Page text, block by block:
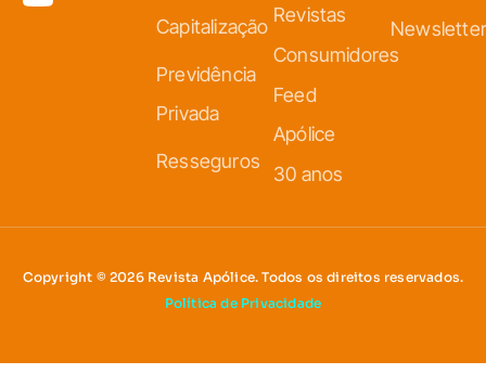
Capitalização
Previdência
Privada
Resseguros
Revistas
Consumidores
Feed
Apólice
30 anos
Newsletter
Copyright © 2026 Revista Apólice. Todos os direitos reservados.
Política de Privacidade